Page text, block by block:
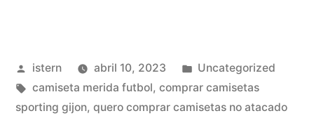
Publicado
por
istern abril 10, 2023
Publicado
en
Uncategorized
Etiquetas:
camiseta merida futbol, comprar camisetas
sporting gijon, quero comprar camisetas no atacado